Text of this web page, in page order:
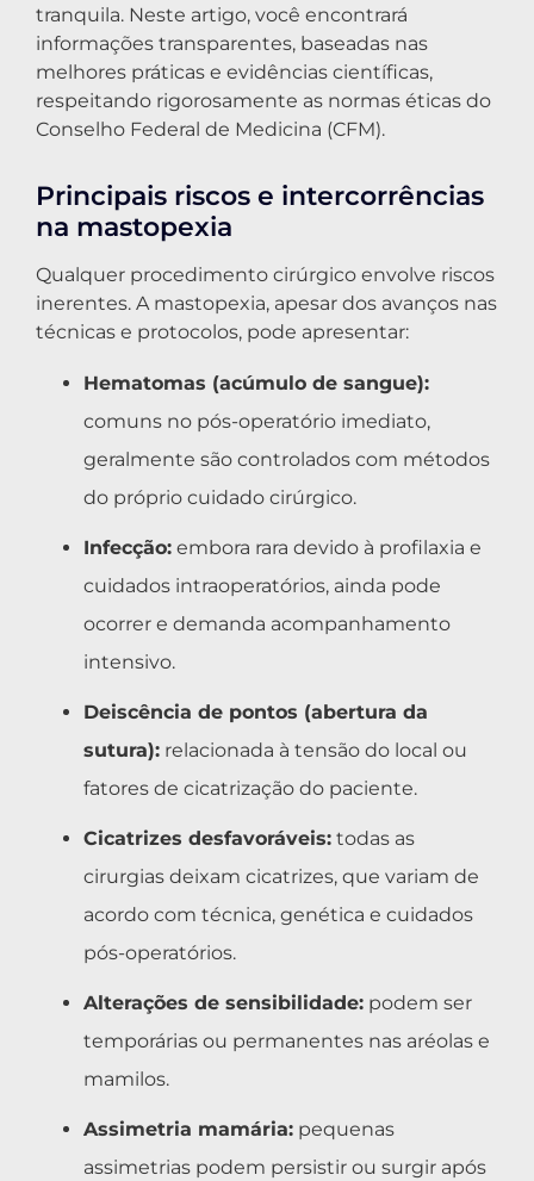
tranquila. Neste artigo, você encontrará
informações transparentes, baseadas nas
melhores práticas e evidências científicas,
respeitando rigorosamente as normas éticas do
Conselho Federal de Medicina (CFM).
Principais riscos e intercorrências
na mastopexia
Qualquer procedimento cirúrgico envolve riscos
inerentes. A mastopexia, apesar dos avanços nas
técnicas e protocolos, pode apresentar:
Hematomas (acúmulo de sangue):
comuns no pós-operatório imediato,
geralmente são controlados com métodos
do próprio cuidado cirúrgico.
Infecção: embora rara devido à profilaxia e
cuidados intraoperatórios, ainda pode
ocorrer e demanda acompanhamento
intensivo.
Deiscência de pontos (abertura da
sutura): relacionada à tensão do local ou
fatores de cicatrização do paciente.
Cicatrizes desfavoráveis: todas as
cirurgias deixam cicatrizes, que variam de
acordo com técnica, genética e cuidados
pós-operatórios.
Alterações de sensibilidade: podem ser
temporárias ou permanentes nas aréolas e
mamilos.
Assimetria mamária: pequenas
assimetrias podem persistir ou surgir após